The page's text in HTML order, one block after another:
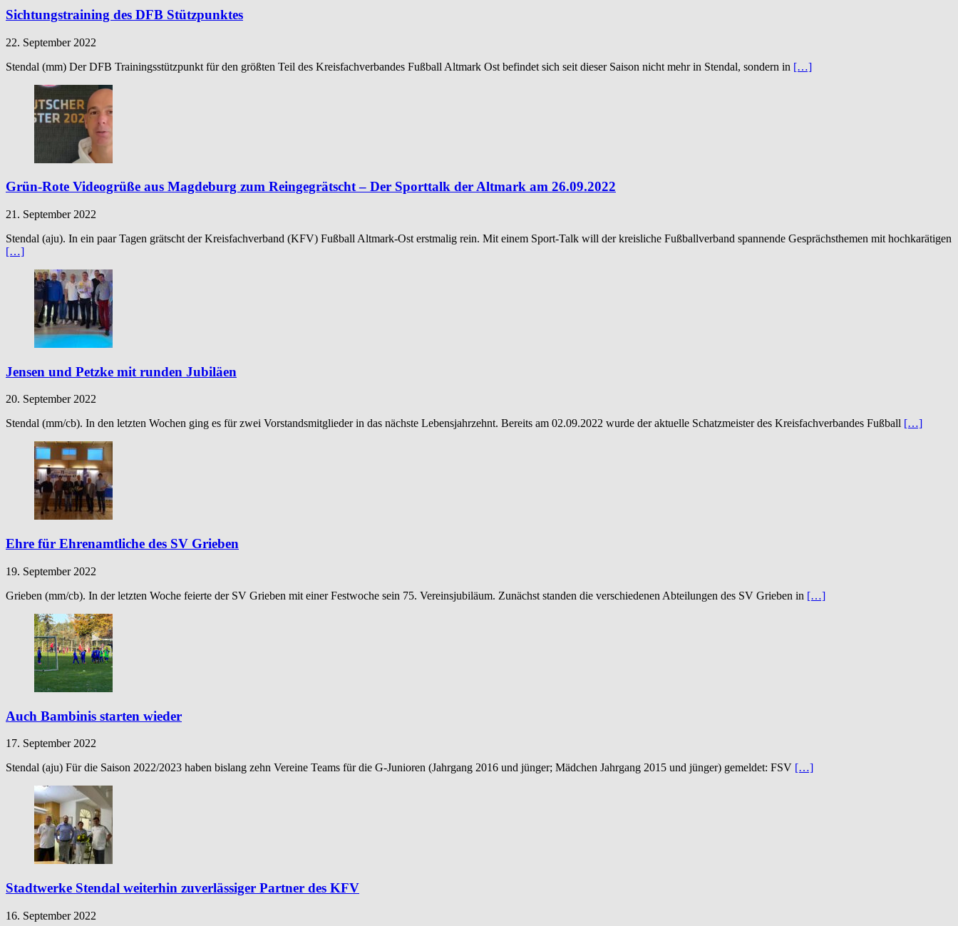
Sichtungstraining des DFB Stützpunktes
22. September 2022
Stendal (mm) Der DFB Trainingsstützpunkt für den größten Teil des Kreisfachverbandes Fußball Altmark Ost befindet sich seit dieser Saison nicht mehr in Stendal, sondern in […]
Grün-Rote Videogrüße aus Magdeburg zum Reingegrätscht – Der Sporttalk der Altmark am 26.09.2022
21. September 2022
Stendal (aju). In ein paar Tagen grätscht der Kreisfachverband (KFV) Fußball Altmark-Ost erstmalig rein. Mit einem Sport-Talk will der kreisliche Fußballverband spannende Gesprächsthemen mit hochkarätigen
[…]
Jensen und Petzke mit runden Jubiläen
20. September 2022
Stendal (mm/cb). In den letzten Wochen ging es für zwei Vorstandsmitglieder in das nächste Lebensjahrzehnt. Bereits am 02.09.2022 wurde der aktuelle Schatzmeister des Kreisfachverbandes Fußball […]
Ehre für Ehrenamtliche des SV Grieben
19. September 2022
Grieben (mm/cb). In der letzten Woche feierte der SV Grieben mit einer Festwoche sein 75. Vereinsjubiläum. Zunächst standen die verschiedenen Abteilungen des SV Grieben in […]
Auch Bambinis starten wieder
17. September 2022
Stendal (aju) Für die Saison 2022/2023 haben bislang zehn Vereine Teams für die G-Junioren (Jahrgang 2016 und jünger; Mädchen Jahrgang 2015 und jünger) gemeldet: FSV […]
Stadtwerke Stendal weiterhin zuverlässiger Partner des KFV
16. September 2022